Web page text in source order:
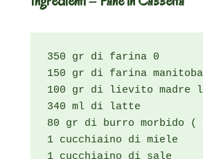
350 gr di farina 0
150 gr di farina manitoba
100 gr di lievito madre
340 ml di latte
80 gr di burro morbido
1 cucchiaino di miele